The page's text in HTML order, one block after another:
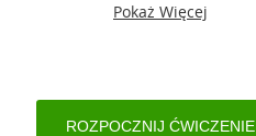
Pokaż Więcej
ROZPOCZNIJ ĆWICZENIE